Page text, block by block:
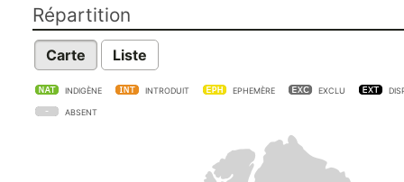
Répartition
Carte Liste
INDIGÈNE INTRODUIT EPHEMÈRE EXCLU
ABSENT